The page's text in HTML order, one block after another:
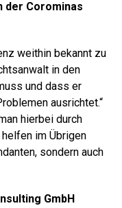
der Corominas
weithin bekannt zu
in den
und dass er
ausrichtet.“
hierbei durch
im Übrigen
sondern auch
GmbH